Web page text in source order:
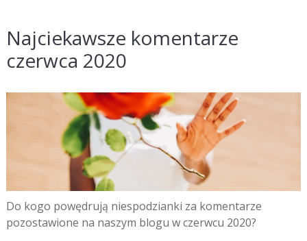
Najciekawsze komentarze
czerwca 2020
Do kogo powędrują niespodzianki za komentarze
pozostawione na naszym blogu w czerwcu 2020?